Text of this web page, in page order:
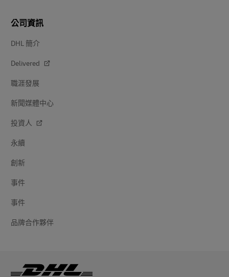
公司資訊
DHL 簡介
Delivered
職涯發展
新聞媒體中心
投資人
永續
創新
事件
事件
品牌合作夥伴